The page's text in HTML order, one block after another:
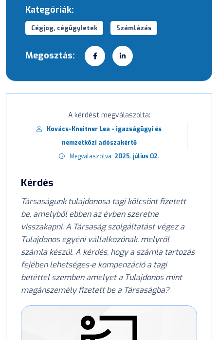
Kategóriák:
Cégjog, cégügyletek Számlázás
Megosztás:
A kérdést megválaszolta:
Kovács-Kneitner Lea - igazságügyi és
nemzetközi adószakértő
Megválaszolva: 2025. július 02.
Kérdés
Társaságunk tulajdonosa tagi kölcsönt fizetett
be, amelyből ebben az évben szeretne
visszakapni. A Társaság szolgáltatást végez a
Tulajdonos egyéni vállalkozónak, melyről
számla készül. A kérdés, hogy a számla tartozás
fejében lehetséges-e kompenzáció a tagi
betéttel szemben amelyet a Tulajdonos mint
magánszemély fizetett be a Társaságba?